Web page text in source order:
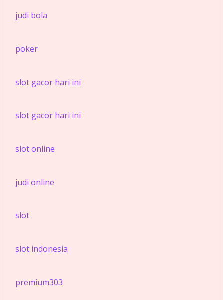
judi bola
poker
slot gacor hari ini
slot gacor hari ini
slot online
judi online
slot
slot indonesia
premium303